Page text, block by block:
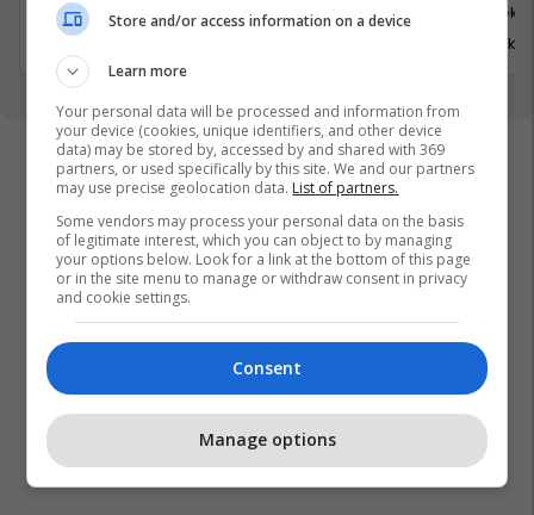
Prishtinë
Suharekë
31 Korrik
Store and/or access information on a device
Learn more
Your personal data will be processed and information from
your device (cookies, unique identifiers, and other device
data) may be stored by, accessed by and shared with 369
partners, or used specifically by this site. We and our partners
may use precise geolocation data. List of partners.
Some vendors may process your personal data on the basis
of legitimate interest, which you can object to by managing
your options below. Look for a link at the bottom of this page
or in the site menu to manage or withdraw consent in privacy
and cookie settings.
Consent
Manage options